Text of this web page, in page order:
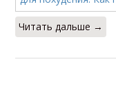
Читать дальше →